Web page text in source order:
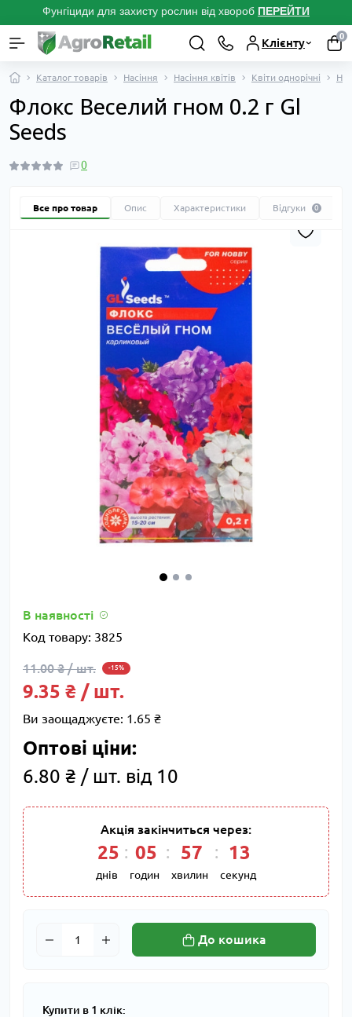
Фунгіциди для захисту рослин від хвороб ПЕРЕЙТИ
Клієнту
0
Каталог товарів Насіння Насіння квітів Квіти однорічні
Флокс Веселий гном 0.2 г Gl
Seeds
0
Все про товар Опис Характеристики Відгуки 0
В наявності
Код товару: 3825
11.00 ₴ / шт. -15%
9.35 ₴ / шт.
Ви заощаджуєте: 1.65 ₴
Оптові ціни:
6.80 ₴ / шт. від 10
Акція закінчиться через:
25
днів
05
годин
57
хвилин
13
секунд
До кошика
Купити в 1 клік: